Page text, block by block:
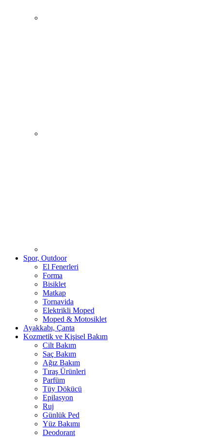
Spor, Outdoor
El Fenerleri
Forma
Bisiklet
Matkap
Tornavida
Elektrikli Moped
Moped & Motosiklet
Ayakkabı, Çanta
Kozmetik ve Kişisel Bakım
Cilt Bakım
Saç Bakım
Ağız Bakım
Tıraş Ürünleri
Parfüm
Tüy Dökücü
Epilasyon
Ruj
Günlük Ped
Yüz Bakımı
Deodorant